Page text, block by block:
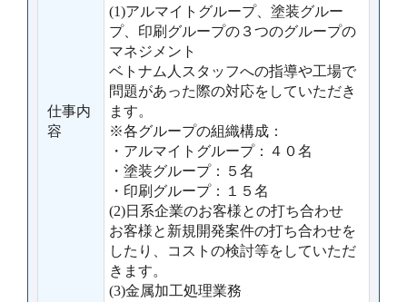
仕事内
容
(1)アルマイトグループ、塗装グルー
プ、印刷グループの３つのグループの
マネジメント
ベトナム人スタッフへの指導や工場で
問題があった際の対応をしていただき
ます。
※各グループの組織構成：
・アルマイトグループ：４０名
・塗装グループ：５名
・印刷グループ：１５名
(2)日系企業のお客様との打ち合わせ
お客様と新規開発案件の打ち合わせを
したり、コストの検討等をしていただ
きます。
(3)金属加工処理業務